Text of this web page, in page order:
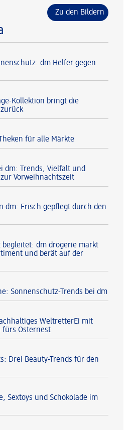
Zu den Bildern
dm Helfer gegen
Kollektion bringt die
für alle Märkte
dm: Trends, Vielfalt und
Vorweihnachtszeit
dm: Frisch gepflegt durch den
begleitet: dm drogerie markt
und berät auf der
Sonnenschutz-Trends bei dm
WeltretterEi mit
Osternest
Drei Beauty-Trends für den
Sextoys und Schokolade im